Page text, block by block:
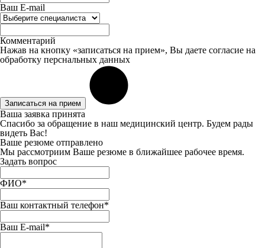
Ваш E-mail
Комментарий
Нажав на кнопку «записаться на прием», Вы даете согласие на
обработку перснальных данных
Записаться на прием
Ваша заявка принята
Спасибо за обращение в наш медицинский центр. Будем рады
видеть Вас!
Ваше резюме отправлено
Мы рассмотриим Ваше резюме в ближайшее рабочее время.
Задать вопрос
ФИО*
Ваш контактный телефон*
Ваш E-mail*